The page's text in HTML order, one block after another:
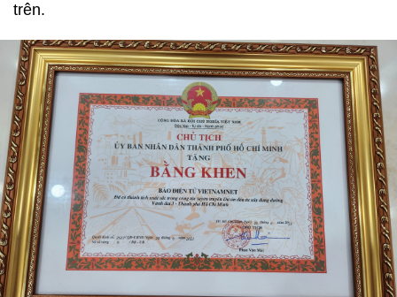
trên.